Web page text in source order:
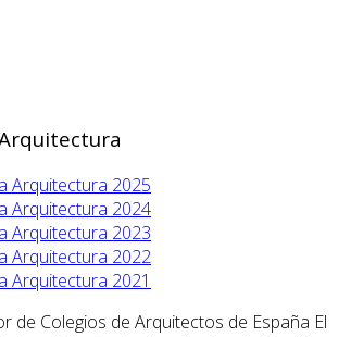
Arquitectura 2025
Arquitectura 2024
Arquitectura 2023
Arquitectura 2022
Arquitectura 2021
El